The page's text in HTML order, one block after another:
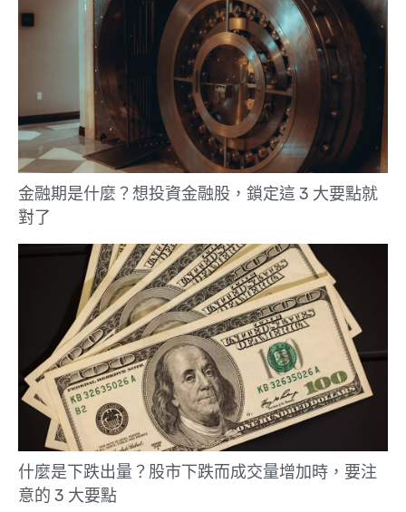
金融期是什麼？想投資金融股，鎖定這 3 大要點就
對了
什麼是下跌出量？股市下跌而成交量增加時，要注
意的 3 大要點